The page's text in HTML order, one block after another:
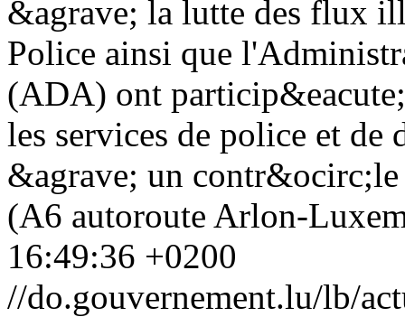
&agrave; la lutte des flux
Police ainsi que
(ADA) ont
les services de police et de
&agrave; un
(A6 autoroute Arlon-
16:49:36 +0200
//do.gouvernement.lu/lb/